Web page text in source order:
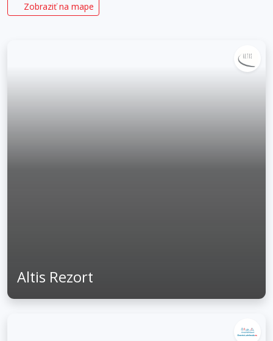
Zobraziť na mape
Altis Rezort